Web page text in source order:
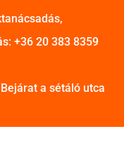
+36 20 383 8359
a sétáló utca